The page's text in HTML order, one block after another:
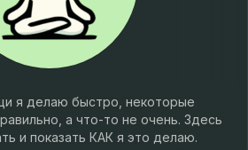
я делаю быстро, некоторые
а что-то не очень. Здесь
и показать КАК я это делаю.